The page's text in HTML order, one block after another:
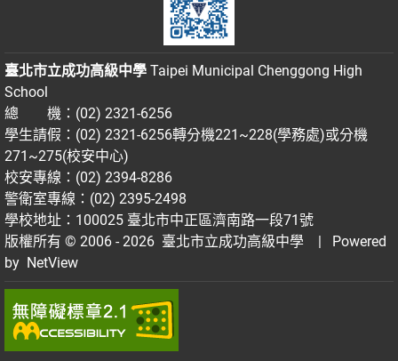
臺北市立成功高級中學 Taipei Municipal Chenggong High
School
總 機：(02) 2321-6256
學生請假：(02) 2321-6256轉分機221~228(學務處)或分機
271~275(校安中心)
校安專線：(02) 2394-8286
警衛室專線：(02) 2395-2498
學校地址：100025 臺北市中正區濟南路一段71號
版權所有 © 2006 - 2026 臺北市立成功高級中學
| Powered
by NetView